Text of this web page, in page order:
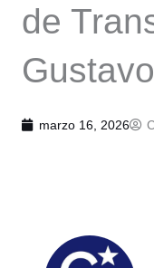
de
marzo 16, 2026